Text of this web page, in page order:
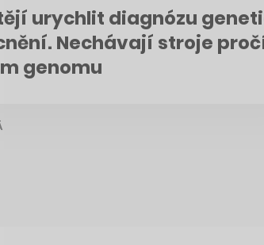
urychlit diagnózu
Nechávají stroje
genomu